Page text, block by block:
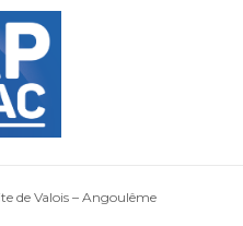
de Valois – Angoulême